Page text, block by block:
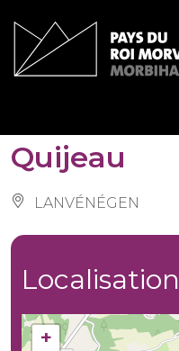
Quijeau
LANVÉNÉGEN
Localisation
+